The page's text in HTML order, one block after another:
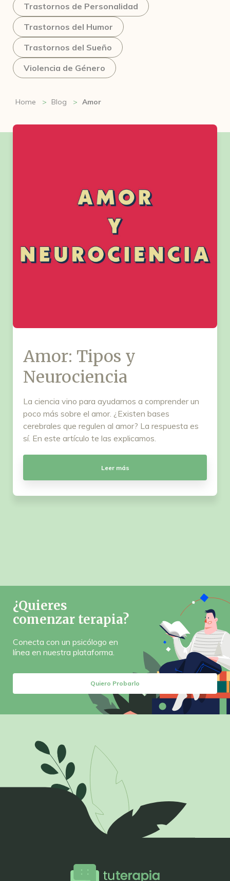
Trastornos de Personalidad
Trastornos del Humor
Trastornos del Sueño
Violencia de Género
Home Blog Amor
Amor: Tipos y
Neurociencia
La ciencia vino para ayudarnos a comprender un
poco más sobre el amor. ¿Existen bases
cerebrales que regulen al amor? La respuesta es
sí. En este artículo te las explicamos.
Leer más
¿Quieres
comenzar terapia?
Conecta con un psicólogo en
línea en nuestra plataforma.
Quiero Probarlo